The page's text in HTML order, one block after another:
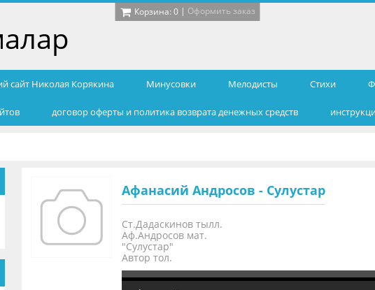
Корзина: 0| Оформить заказ
сайт Николая Корякина Минусовки Мелодисты Cтихи
договор оферты и политика возврата денежных средств
Афанасий Андросов - Сулустар
Ст.Дадаскинов тылл.
Аф.Андросов мат.
"Сулустар"
Автор тол.